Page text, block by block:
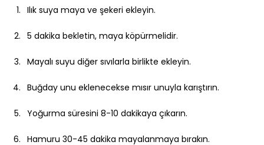
Ilık suya maya ve şekeri ekleyin.
5 dakika bekletin, maya köpürmelidir.
Mayalı suyu diğer sıvılarla birlikte ekleyin.
Buğday unu eklenecekse mısır unuyla karıştırın.
Yoğurma süresini 8-10 dakikaya çıkarın.
Hamuru 30-45 dakika mayalanmaya bırakın.